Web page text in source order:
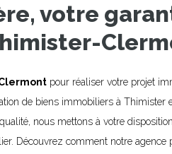
votre
pour réaliser votre projet
de biens immobiliers à Thimister
nous mettons à votre
Découvrez comment notre agence